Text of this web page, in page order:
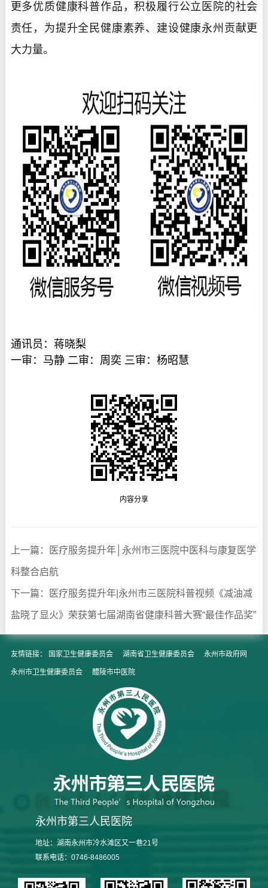
更多优质健康科普作品，积极履行公立医院的社会
责任，为提升全民健康素养、建设健康永州贡献更
大力量。
通讯员： 蒋晓梨
一审：马静 二审：周奕 三审：杨昭慧
内容分享
上一篇：医疗服务提升年│永州市三医院中医科与康复医学
科整合启航
下一篇：医疗服务提升年|永州市三医院科普视频《减油减
盐晓了显火》荣获第七届湖南省健康科普大赛“最佳作品奖”
友情链接： 国家卫生健康委员会 湖南省卫生健康委员会 永州市政府网
永州市卫生健康委员会 醴陵市中医院
永州市第三人民医院
地址：湖南永州市冷水滩区又一巷21号
联系电话：0746-8486005